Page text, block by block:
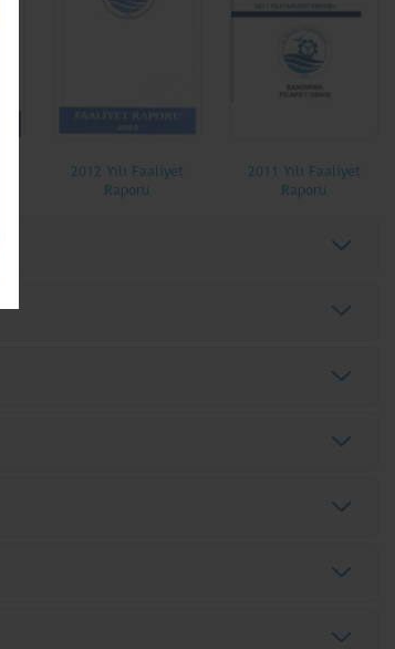
2012 Yılı Faaliyet
Raporu
2011 Yılı Faaliyet
Raporu